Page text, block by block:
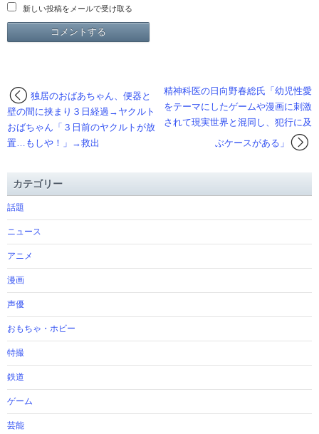
新しい投稿をメールで受け取る
精神科医の日向野春総氏「幼児性愛
をテーマにしたゲームや漫画に刺激
されて現実世界と混同し、犯行に及
ぶケースがある」
独居のおばあちゃん、便器と
壁の間に挟まり３日経過→ヤクルト
おばちゃん「３日前のヤクルトが放
置…もしや！」→救出
カテゴリー
話題
ニュース
アニメ
漫画
声優
おもちゃ・ホビー
特撮
鉄道
ゲーム
芸能